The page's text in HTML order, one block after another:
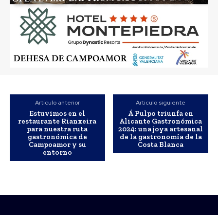
Artículo anterior
Estuvimos en el
restaurante Rianxeira
para nuestra ruta
gastronómica de
Campoamor y su
entorno
Artículo siguiente
Á Pulpo triunfa en
Alicante Gastronómica
2024: una joya artesanal
de la gastronomía de la
Costa Blanca